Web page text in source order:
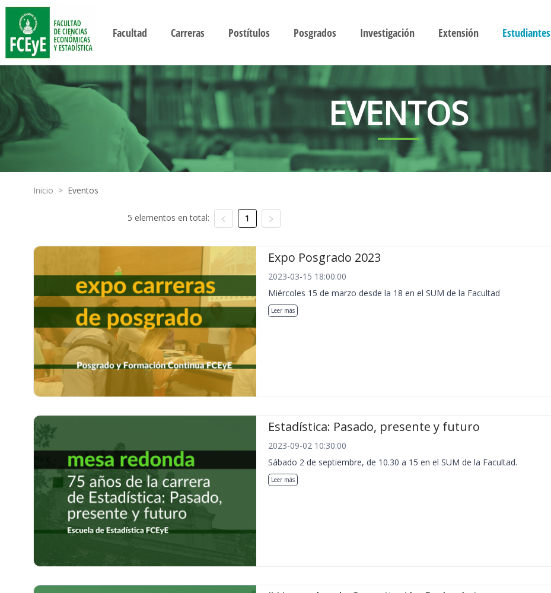
Facultad Carreras Postítulos Posgrados Investigación Extensión Estudiantes
EVENTOS
Inicio > Eventos
5 elementos en total: 1
Expo Posgrado 2023
2023-03-15 18:00:00
Miércoles 15 de marzo desde la 18 en el SUM de la Facultad
Leer más
Estadística: Pasado, presente y futuro
2023-09-02 10:30:00
Sábado 2 de septiembre, de 10.30 a 15 en el SUM de la Facultad.
Leer más